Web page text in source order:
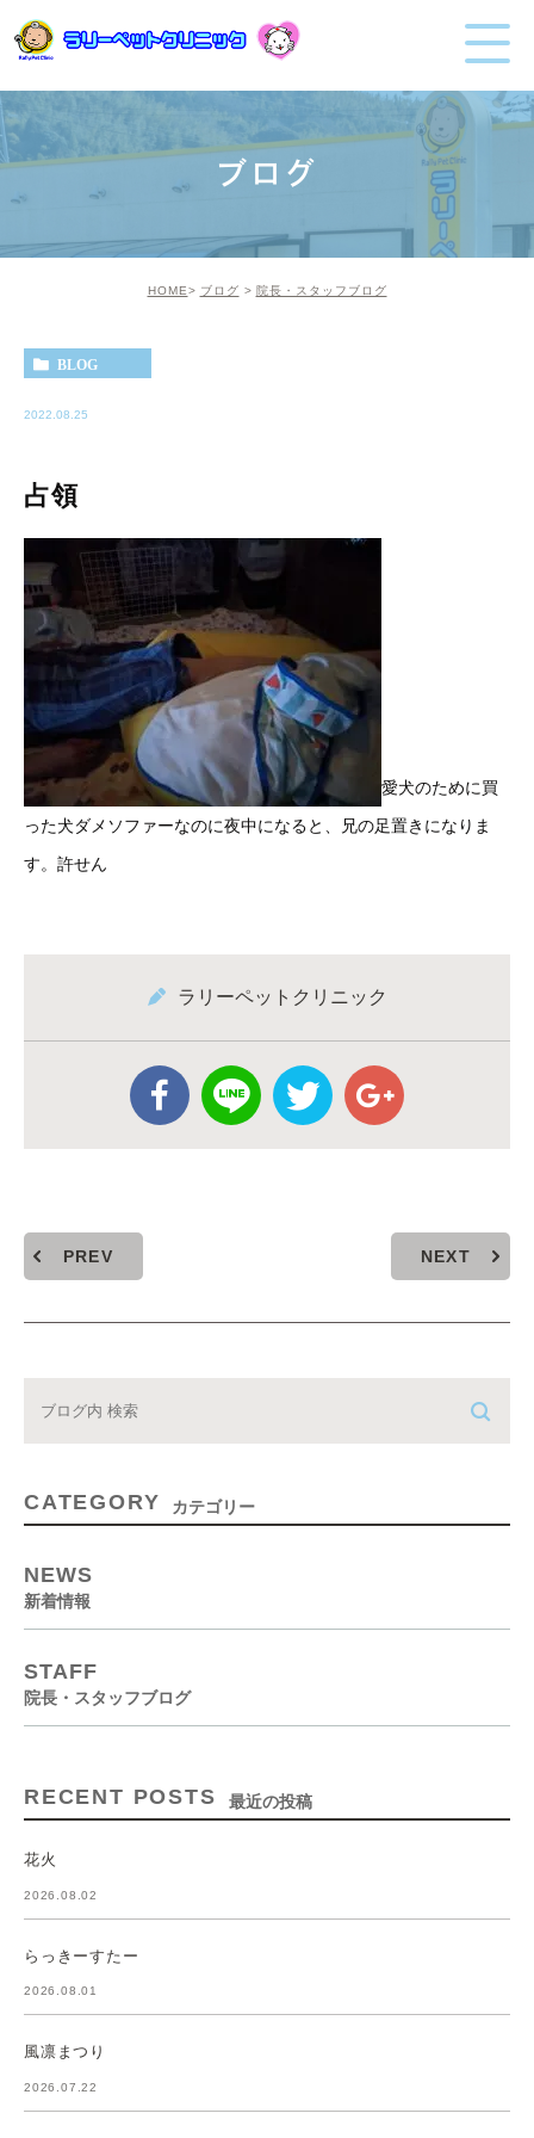
ブログ
HOME ブログ 院長・スタッフブログ
BLOG
2022.08.25
占領
愛犬のために買
った犬ダメソファーなのに夜中になると、兄の足置きになりま
す。許せん
ラリーペットクリニック
PREV NEXT
CATEGORY カテゴリー
NEWS
新着情報
STAFF
院長・スタッフブログ
RECENT POSTS 最近の投稿
花火
2026.08.02
らっきーすたー
2026.08.01
風凛まつり
2026.07.22